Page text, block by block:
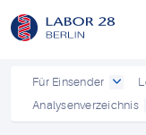
Für Einsender
Analysenverzeichnis